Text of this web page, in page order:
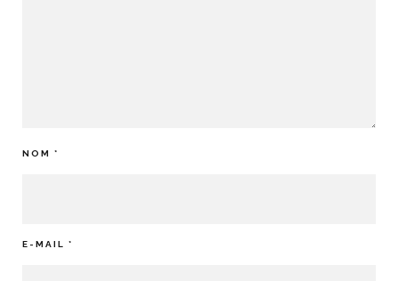
NOM *
E-MAIL *